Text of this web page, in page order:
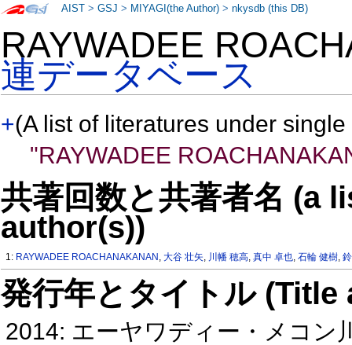
RAYWADEE
連データベース
+(A list of literatures under
"RAYWADEE
共著回数と共著者名 (a
author(s))
1: RAYWADEE ROACHANAKANAN ,大谷 壮矢, 川幡 穂高,真中 卓也,石輪 健樹,
発行年とタイトル
2014: エーヤワディー・メコン
AIST >GSJ > MIYAGI(the Author) >nkysdb (this DB)